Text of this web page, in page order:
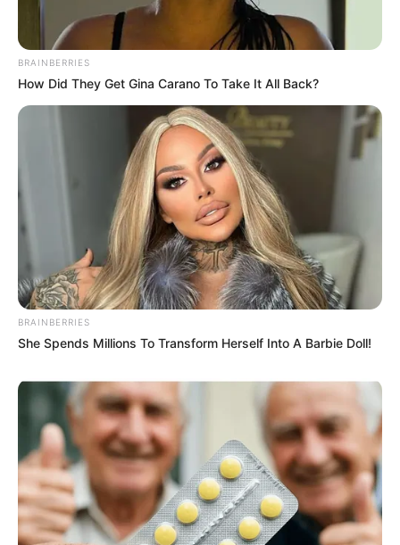
Why this ordinary drink is the secret to feeling
your best every day
Why everything you thought you knew about water
might be wrong
CTA LOVE
BRAINBERRIES
How Did They Get Gina Carano To Take It All Back?
BRAINBERRIES
She Spends Millions To Transform Herself Into A Barbie Doll!